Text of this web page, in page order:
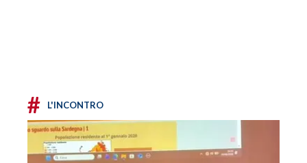
# L'INCONTRO